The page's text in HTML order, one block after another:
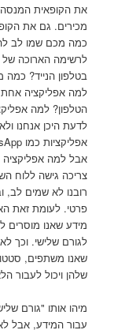
את הקופאית המנסה
מכירים. גם את
כמה מכם שמו לב
לרשימה הארוכה של
בטלפון הנייד? כמה
למה אפליקציה אחת
הטלפון? למה
אבל למה אפליקציה
צריכה גישה ללוח
רובנו לא שמים לב,
פרטי. לעומת זאת
מידע שאנו מוסרים
לגורם שלישי. וכך
שאנו משתפים,
שלהן ויכול לעבור
מיהו אותו "גורם
עבור המידע, אבל